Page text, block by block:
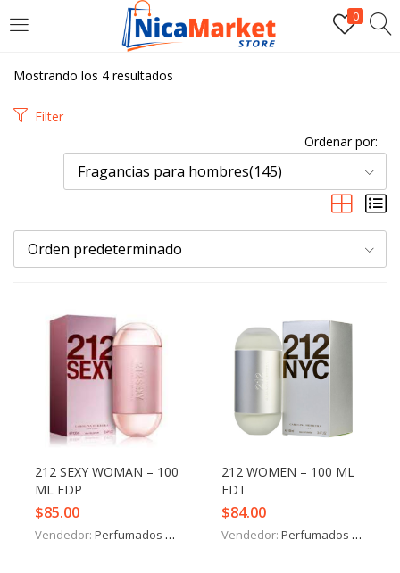
0
INICIAR SESIÓN
Introduzca su nombre de usuario y contraseña para iniciar
Por favor, introduce una respuesta en dígitos:
Recordarme
Iniciar Sesión
Mostrando los 4 resultados
Filter
Ordenar por:
Fragancias para hombres(145)
Orden predeterminado
212 SEXY WOMAN – 100
ML EDP
$85.00
Vendedor: Perfumados y más
212 WOMEN – 100 ML
EDT
$84.00
Vendedor: Perfumados y más